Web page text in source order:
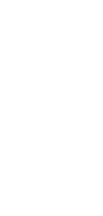
Kerja Buruh